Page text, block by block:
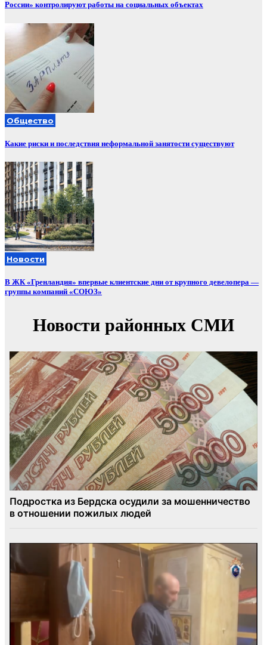
России» контролируют работы на социальных объектах
Общество
Какие риски и последствия неформальной занятости существуют
Новости
В ЖК «Гренландия» впервые клиентские дни от крупного девелопера —
группы компаний «СОЮЗ»